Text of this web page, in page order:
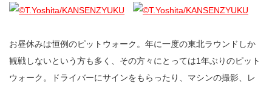
お昼休みは恒例のピットウォーク。年に一度の東北ラウンドしか
観戦しないという方も多く、その方々にとっては1年ぶりのピット
ウォーク。ドライバーにサインをもらったり、マシンの撮影、レ